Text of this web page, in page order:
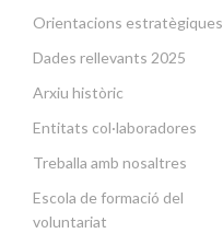
Orientacions estratègiques
Dades rellevants 2025
Arxiu històric
Entitats col·laboradores
Treballa amb nosaltres
Escola de formació del
voluntariat